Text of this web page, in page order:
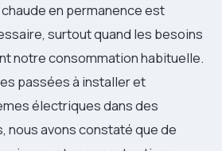
chaude en permanence est
surtout quand les besoins
notre consommation habituelle.
passées à installer et
électriques dans des
nous avons constaté que de